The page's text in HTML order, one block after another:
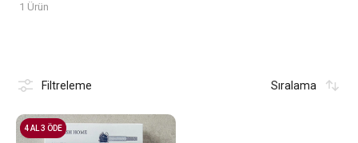
1 Ürün
Filtreleme Sıralama
4 AL 3 ÖDE